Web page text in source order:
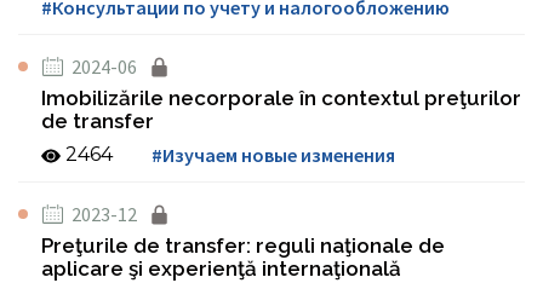
#Консультации по учету и налогообложению
2024-06
Imobilizările necorporale în contextul preţurilor
de transfer
2464 #Изучаем новые изменения
2023-12
Preţurile de transfer: reguli naţionale de
aplicare şi experienţă internaţională